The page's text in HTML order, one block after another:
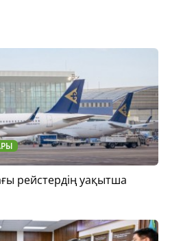
рейстердің уақытша